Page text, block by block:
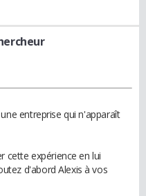
entreprise qui n'apparaît
cette expérience en lui
d'abord Alexis à vos